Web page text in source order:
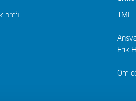
profil
TMF
Erik
Om